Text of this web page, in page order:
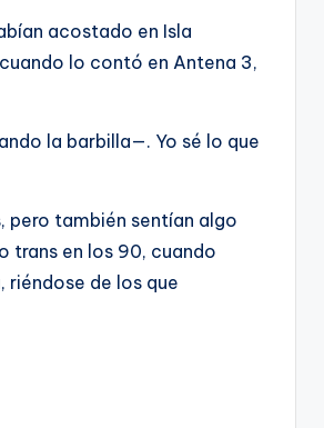
acostado en Isla
lo contó en Antena 3,
la barbilla—. Yo sé lo que
pero también sentían algo
trans en los 90, cuando
riéndose de los que